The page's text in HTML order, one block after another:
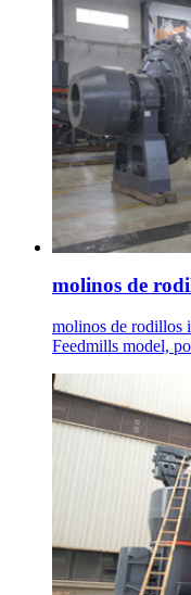
molinos de
molinos de rodillos
Feedmills model,